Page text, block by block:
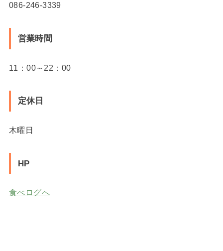
086-246-3339
営業時間
11：00～22：00
定休日
木曜日
HP
食べログへ